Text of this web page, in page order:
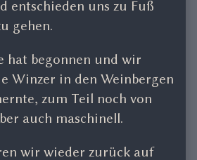
entschieden uns zu Fuß
gehen.
hat begonnen und wir
Winzer in den Weinbergen
zum Teil noch von
auch maschinell.
wir wieder zurück auf